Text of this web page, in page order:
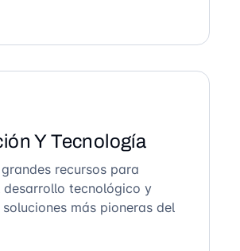
Y Tecnología
recursos para
desarrollo tecnológico y
más pioneras del